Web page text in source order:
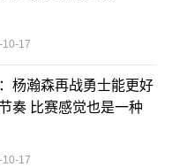
17
杨瀚森再战勇士能更好
奏 比赛感觉也是一种
17